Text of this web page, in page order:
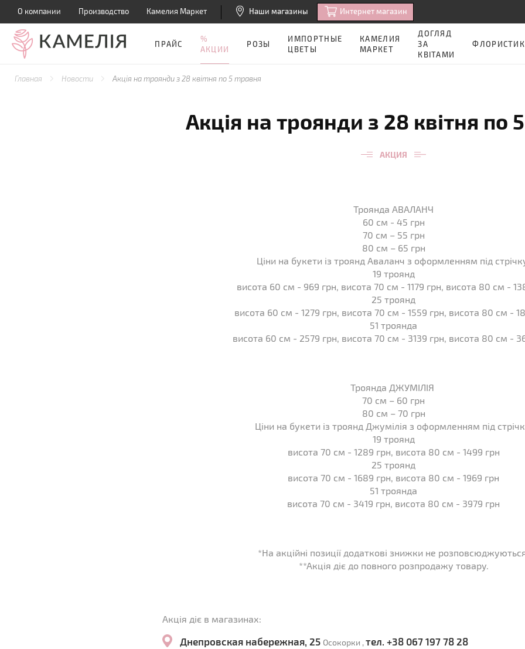
О компании Производство Камелия Маркет Наши магазины Интернет магазин
ПРАЙС
%
АКЦИИ
РОЗЫ
ИМПОРТНЫЕ
ЦВЕТЫ
КАМЕЛИЯ
МАРКЕТ
ДОГЛЯД
ЗА
КВІТАМИ
Главная Новости Акція на троянди з 28 квітня по 5 травня
Акція на троянди з 28 квітня по
АКЦИЯ
Троянда АВАЛАНЧ
60 см - 45 грн
70 см – 55 грн
80 см – 65 грн
Ціни на букети із троянд Аваланч з оформленням під
19 троянд
висота 60 см - 969 грн, висота 70 см - 1179 грн, висота 80 см -
25 троянд
висота 60 см - 1279 грн, висота 70 см - 1559 грн, висота 80 см -
51 троянда
висота 60 см - 2579 грн, висота 70 см - 3139 грн, висота 80 см -
Троянда ДЖУМІЛІЯ
70 см – 60 грн
80 см – 70 грн
Ціни на букети із троянд Джумілія з оформленням під
19 троянд
висота 70 см - 1289 грн, висота 80 см - 1499 грн
25 троянд
висота 70 см - 1689 грн, висота 80 см - 1969 грн
51 троянда
висота 70 см - 3419 грн, висота 80 см - 3979 грн
*На акційні позиції додаткові знижки не
**Акція діє до повного розпродажу товару.
Акція діє в магазинах:
Днепровская набережная, 25 Осокорки , тел. +38 067 197 78 28